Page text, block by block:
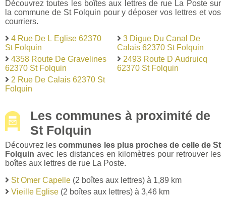
Découvrez toutes les boîtes aux lettres de rue La Poste sur
la commune de St Folquin pour y déposer vos lettres et vos
courriers.
4 Rue De L Eglise 62370
St Folquin
4358 Route De Gravelines
62370 St Folquin
2 Rue De Calais 62370 St
Folquin
3 Digue Du Canal De
Calais 62370 St Folquin
2493 Route D Audruicq
62370 St Folquin
Les communes à proximité de
St Folquin
Découvrez lescommunes les plus proches de celle de St
Folquin avec les distances en kilomètres pour retrouver les
boîtes aux lettres de rue La Poste.
St Omer Capelle (2 boîtes aux lettres) à 1,89 km
Vieille Eglise (2 boîtes aux lettres) à 3,46 km